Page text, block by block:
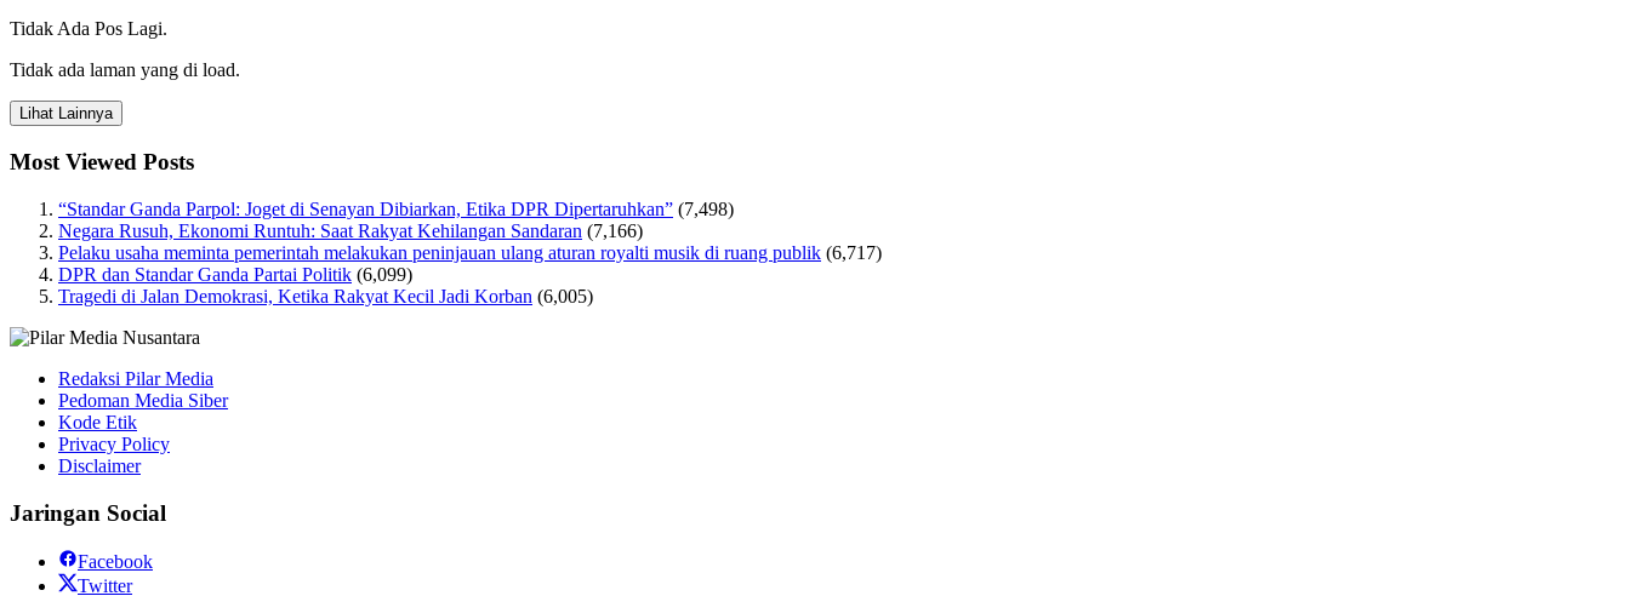
Tidak Ada Pos Lagi.
Tidak ada laman yang di load.
Lihat Lainnya
Most Viewed Posts
“Standar Ganda Parpol: Joget di Senayan Dibiarkan, Etika DPR Dipertaruhkan” (7,498)
Negara Rusuh, Ekonomi Runtuh: Saat Rakyat Kehilangan Sandaran (7,166)
Pelaku usaha meminta pemerintah melakukan peninjauan ulang aturan royalti musik di ruang publik (6,717)
DPR dan Standar Ganda Partai Politik (6,099)
Tragedi di Jalan Demokrasi, Ketika Rakyat Kecil Jadi Korban (6,005)
Redaksi Pilar Media
Pedoman Media Siber
Kode Etik
Privacy Policy
Disclaimer
Jaringan Social
Facebook
Twitter